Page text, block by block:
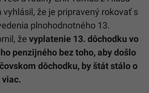
vyhlásil, že je pripravený rokovať s
plnohodnotného 13.
že vyplatenie 13. dôchodku vo
penzijného bez toho, aby došlo
dôchodku, by štát stálo o